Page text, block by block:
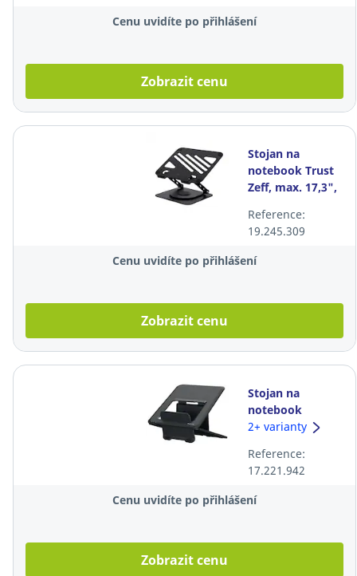
Cenu uvidíte po přihlášení
Zobrazit cenu
Stojan na
notebook Trust
Zeff, max. 17,3",
Reference:
19.245.309
Cenu uvidíte po přihlášení
Zobrazit cenu
Stojan na
notebook
Fellowes 16558
2+ varianty
Reference:
17.221.942
Cenu uvidíte po přihlášení
Zobrazit cenu